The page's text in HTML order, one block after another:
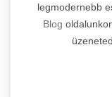
legmodernebb
Blog